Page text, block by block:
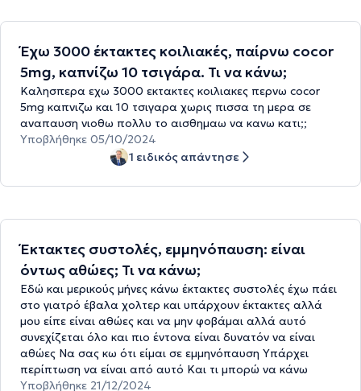
Έχω 3000 έκτακτες κοιλιακές, παίρνω cocor
5mg, καπνίζω 10 τσιγάρα. Τι να κάνω;
Καλησπερα εχω 3000 εκτακτες κοιλιακες περνω cocor
5mg καπνιζω και 10 τσιγαρα χωρις πισσα τη μερα σε
αναπαυση νιοθω πολλυ το αισθημαω να κανω κατι;;
Υποβλήθηκε 05/10/2024
1 ειδικός απάντησε
Έκτακτες συστολές, εμμηνόπαυση: είναι
όντως αθώες; Τι να κάνω;
Εδώ και μερικούς μήνες κάνω έκτακτες συστολές έχω πάει
στο γιατρό έβαλα χολτερ και υπάρχουν έκτακτες αλλά
μου είπε είναι αθώες και να μην φοβάμαι αλλά αυτό
συνεχίζεται όλο και πιο έντονα είναι δυνατόν να είναι
αθώες Να σας κω ότι είμαι σε εμμηνόπαυση Υπάρχει
περίπτωση να είναι από αυτό Και τι μπορώ να κάνω
Υποβλήθηκε 21/12/2024